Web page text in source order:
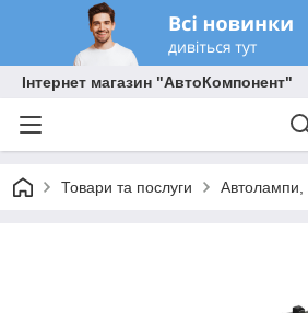
Інтернет магазин "АвтоКомпонент"
Товари та послуги Автолампи,